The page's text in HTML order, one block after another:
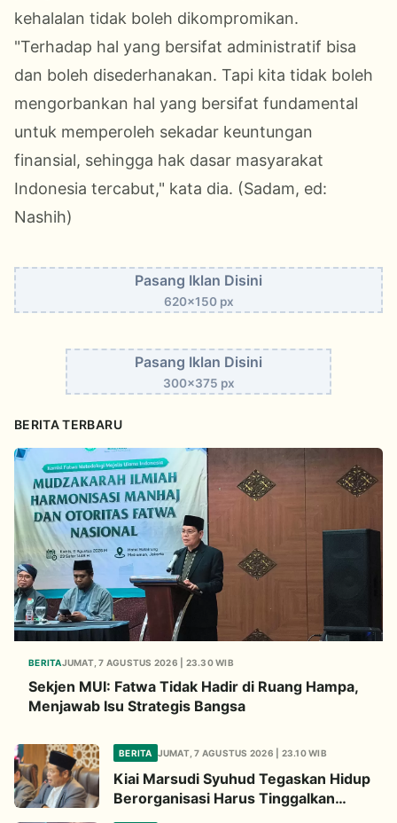
kehalalan tidak boleh dikompromikan.
"Terhadap hal yang bersifat administratif bisa
dan boleh disederhanakan. Tapi kita tidak boleh
mengorbankan hal yang bersifat fundamental
untuk memperoleh sekadar keuntungan
finansial, sehingga hak dasar masyarakat
Indonesia tercabut," kata dia. (Sadam, ed:
Nashih)
Pasang Iklan Disini
620x150 px
Pasang Iklan Disini
300x375 px
BERITA TERBARU
BERITAJUMAT, 7 AGUSTUS 2026 | 23.30 WIB
Sekjen MUI: Fatwa Tidak Hadir di Ruang Hampa,
Menjawab Isu Strategis Bangsa
BERITA JUMAT, 7 AGUSTUS 2026 | 23.10 WIB
Kiai Marsudi Syuhud Tegaskan Hidup
Berorganisasi Harus Tinggalkan